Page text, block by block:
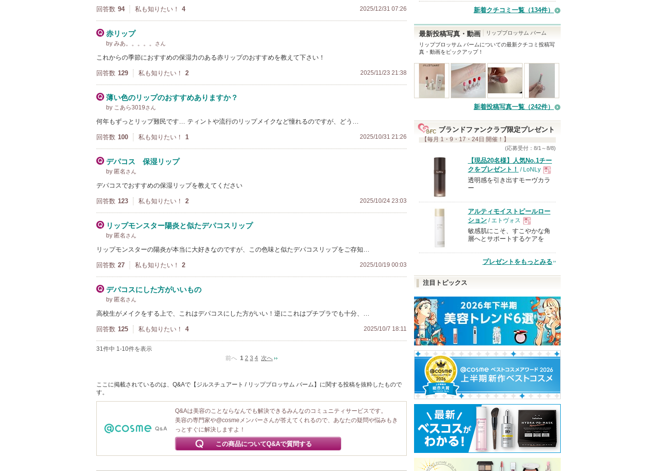
回答数 94 私も知りたい！ 4 2025/12/31 07:26
赤リップ
by みあ。。。。。 さん
これからの季節におすすめの保湿力のある赤リップのおすすめを教えて下さい！
回答数 129 私も知りたい！ 2 2025/11/23 21:38
薄い色のリップのおすすめありますか？
by こあら3019さん
何年もずっとリップ難民です… ティントや流行のリップメイクなど憧れるのですが、どう…
回答数 100 私も知りたい！ 1 2025/10/31 21:26
デパコス 保湿リップ
by 匿名 さん
デパコスでおすすめの保湿リップを教えてください
回答数 123 私も知りたい！ 2 2025/10/24 23:03
リップモンスター陽炎と似たデパコスリップ
by 匿名 さん
リップモンスターの陽炎が本当に大好きなのですが、この色味と似たデパコスリップをご存知…
回答数 27 私も知りたい！ 2 2025/10/19 00:03
デパコスにした方がいいもの
by 匿名 さん
高校生がメイクをする上で、これはデパコスにした方がいい！逆にこれはプチプラでも十分、…
回答数 125 私も知りたい！ 4 2025/10/7 18:11
31件中 1-10件を表示
前へ 1 2 3 4 次へ
ここに掲載されているのは、Q&Aで【ジルスチュアート / リップブロッサム バーム】に関する投稿を抜粋したもので
す。
Q&Aは美容のことならなんでも解決できるみんなのコミュニティサービスです。
美容の専門家や@cosmeメンバーさんが答えてくれるので、あなたの疑問や悩みもき
っとすぐに解決しますよ！
この商品についてQ&Aで質問する
お
に
入
登
録
れ
て
い
ま
新着クチコミ一覧 （134件）
最新投稿写真・動画
リップブロッサム バーム
リップブロッサム バームについての最新クチコミ投稿写
真・動画をピックアップ！
新着投稿写真一覧（242件）
ブランドファンクラブ限定プレゼント
【毎月 1・9・17・24日 開催！】
(応募受付：8/1～8/8)
【現品20名様】人気No.1チー
クをプレゼント！ / LoNLy
現
品
透明感を引き出すモーヴカラ
ー
アルティモイストピールロー
ション / エトヴォス
現
品
敏感肌にこそ、すこやかな角
層へとサポートするケアを
プレゼントをもっとみる
注目トピックス